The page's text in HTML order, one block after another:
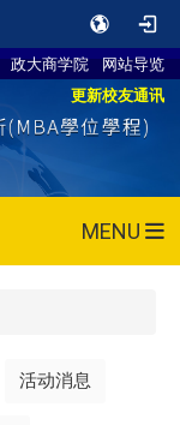
政大商学院
网站导览
更新校友通讯
MENU
活动消息